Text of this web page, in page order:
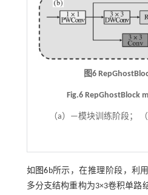
图6
Fig.6 RepGhostBlock
（a）—模块训练阶段；
如 图6 b所示，在推理阶段，利
多分支结构重构为3×3卷积单路